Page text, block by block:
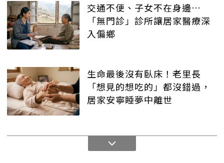
交通不便、子女不在身邊…
「無門診」診所讓居家醫療深
入偏鄉
生命最後沒有臥床！老里長
「想見的想吃的」都沒錯過，
居家安寧睡夢中離世